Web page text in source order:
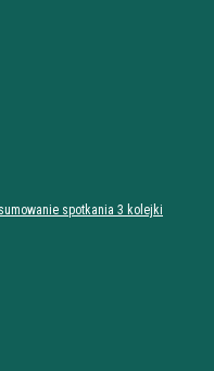
spotkania 3 kolejki